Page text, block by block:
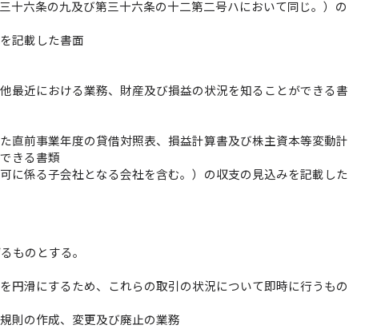
十六条の九及び第三十六条の十二第二号ハにおいて同じ。）の
記載した書面
最近における業務、財産及び損益の状況を知ることができる書
直前事業年度の貸借対照表、損益計算書及び株主資本等変動計
きる書類
に係る子会社となる会社を含む。）の収支の見込みを記載した
ものとする。
円滑にするため、これらの取引の状況について即時に行うもの
則の作成、変更及び廃止の業務